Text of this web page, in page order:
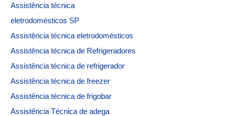
Assistênciatécnica
eletrodomésticos SP
Assistência técnica eletrodomésticos
Assistência técnica de Refrigeradores
Assistência técnica de refrigerador
Assistência técnica de freezer
Assistência técnica de frigobar
Assistência Técnica de adega